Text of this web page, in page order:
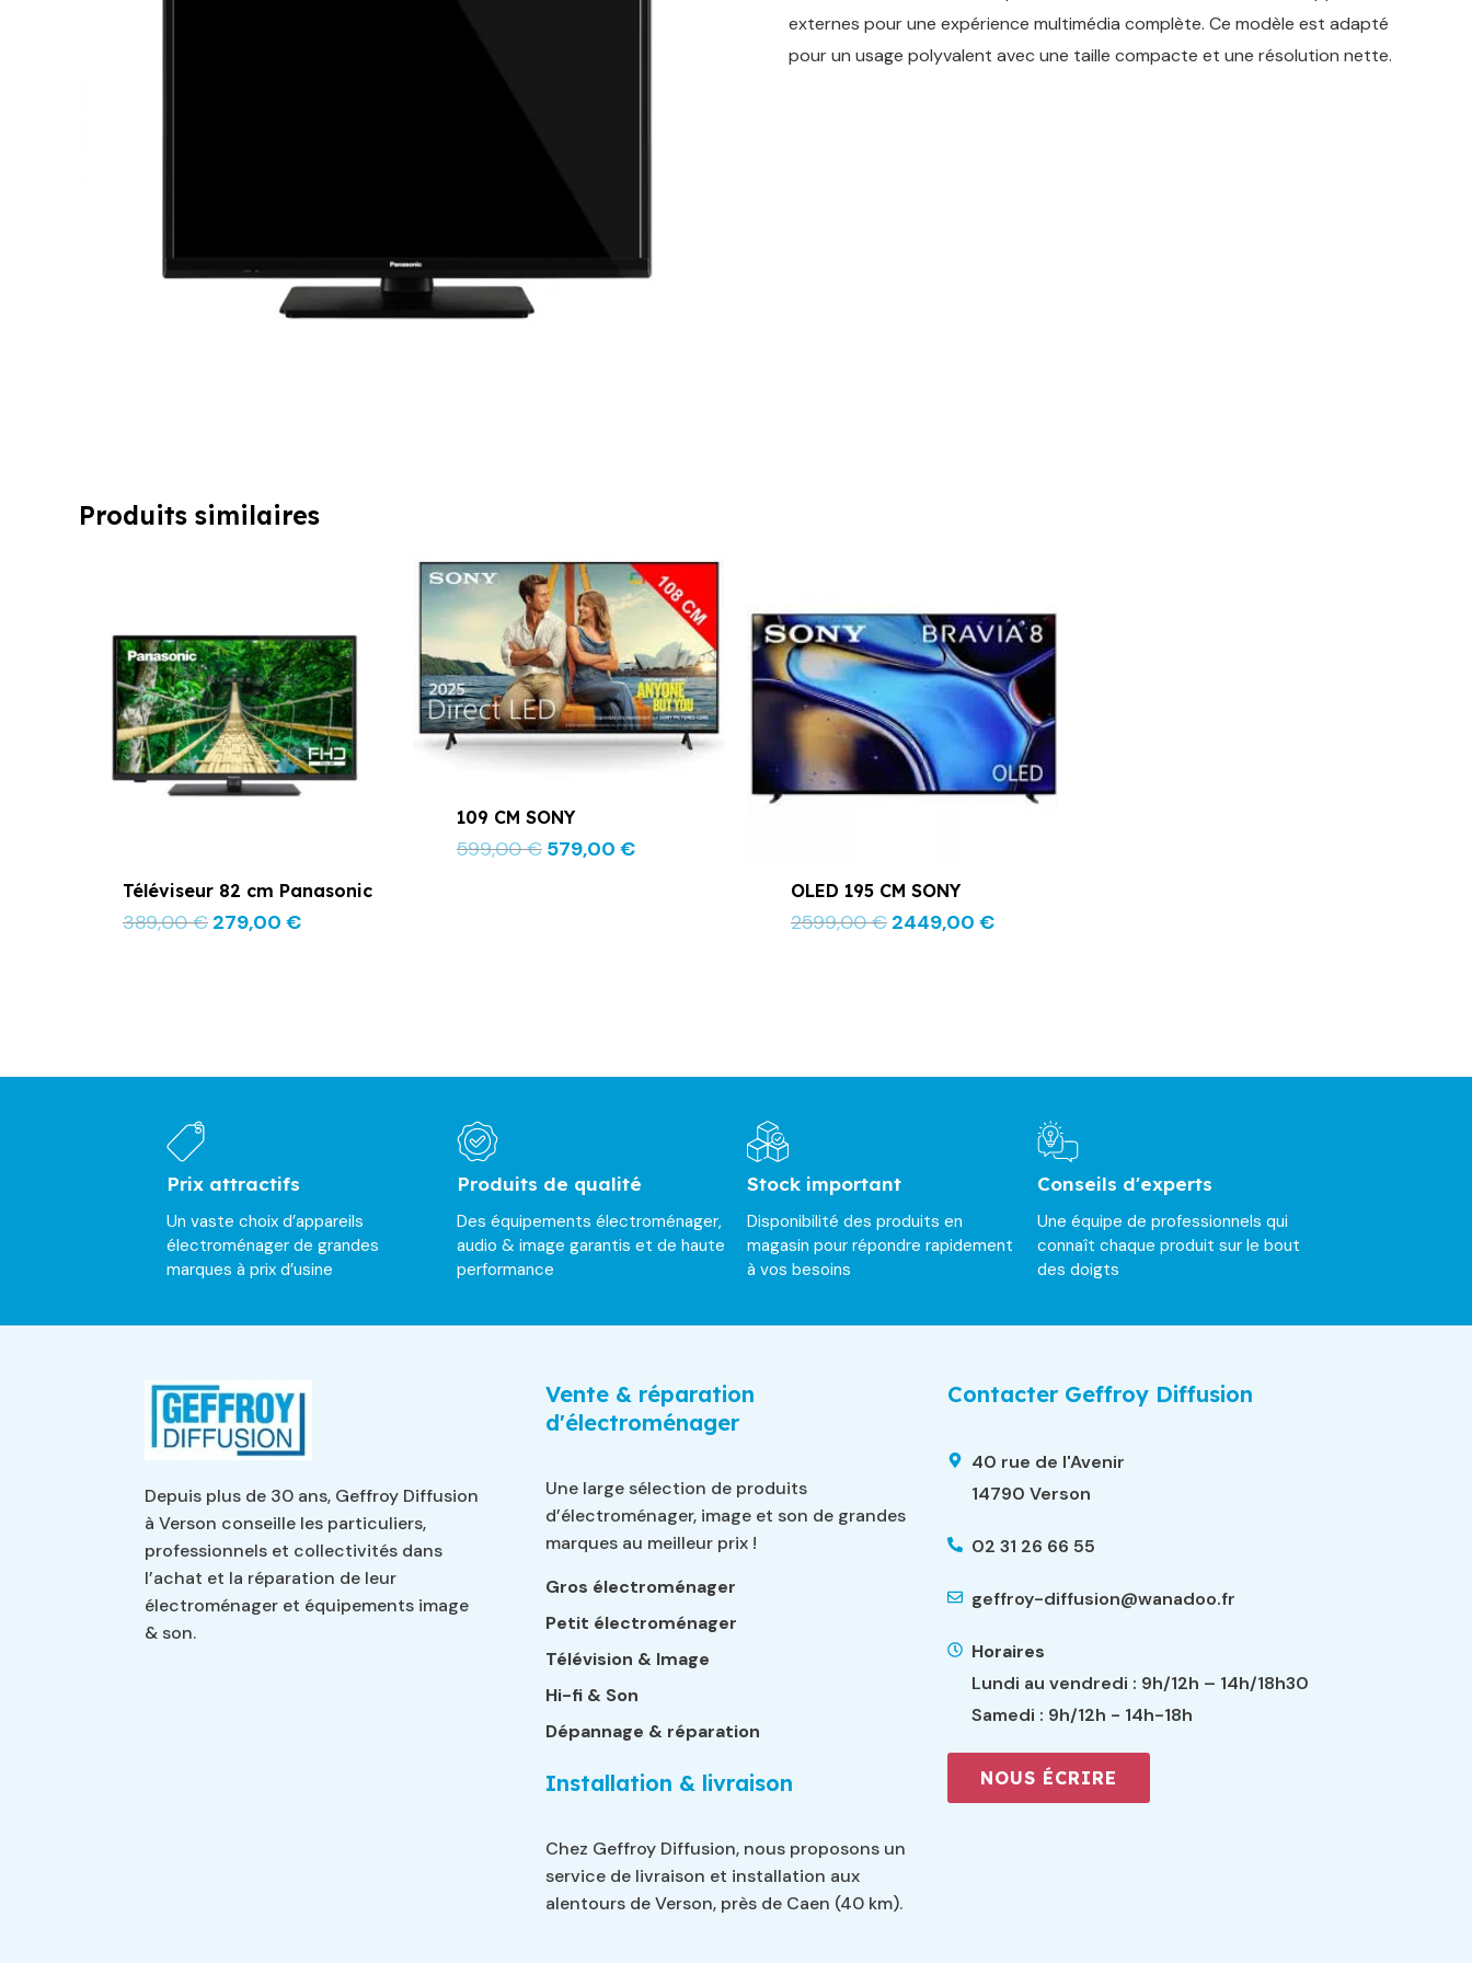
externes pour une expérience multimédia complète. Ce modèle est adapté
pour un usage polyvalent avec une taille compacte et une résolution nette.
Produits similaires
Téléviseur 82 cm Panasonic
389,00€
était :
389,00 €.
279,00 €
est :
279,00 €.
109 CM SONY
599,00€
Le
prix
initial
était :
599,00 €.
579,00 €
Le
prix
actuel
est :
579,00 €.
OLED 195 CM SONY
2599,00€
initial
était :
2599,00 €.
2449,00 €
actuel
est :
2449,00 €.
Prix attractifs
Un vaste choix d’appareils
électroménager de grandes
marques à prix d’usine
Produits de qualité
Des équipements électroménager,
audio & image garantis et de haute
performance
Stock important
Disponibilité des produits en
magasin pour répondre rapidement
à vos besoins
Conseils d'experts
Une équipe de professionnels qui
connaît chaque produit sur le bout
des doigts
Depuis plus de 30 ans, Geffroy Diffusion
à Verson conseille les particuliers,
professionnels et collectivités dans
l’achat et la réparation de leur
électroménager et équipements image
& son.
Vente & réparation
d'électroménager
Une large sélection de produits
d’électroménager, image et son de grandes
marques au meilleur prix !
Gros électroménager
Petit électroménager
Télévision & Image
Hi-fi & Son
Dépannage & réparation
Installation & livraison
Chez Geffroy Diffusion, nous proposons un
service de livraison et installation aux
alentours de Verson, près de Caen (40 km).
Contacter Geffroy Diffusion
40 rue de l'Avenir
14790 Verson
02 31 26 66 55
geffroy-diffusion@wanadoo.fr
Horaires
Lundi au vendredi : 9h/12h – 14h/18h30
Samedi : 9h/12h - 14h-18h
NOUS ÉCRIRE